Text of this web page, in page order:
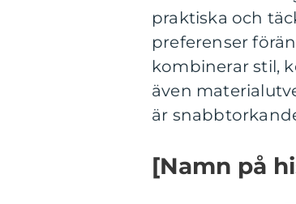
praktiska och
preferenser
kombinerar stil,
även
är
[Namn på